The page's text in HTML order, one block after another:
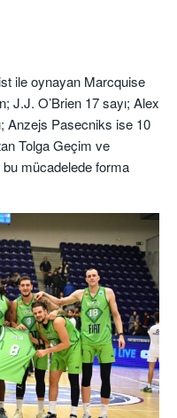
ile oynayan Marcquise
J.J. O’Brien 17 sayı; Alex
Anzejs Pasecniks ise 10
Tolga Geçim ve
mücadelede forma